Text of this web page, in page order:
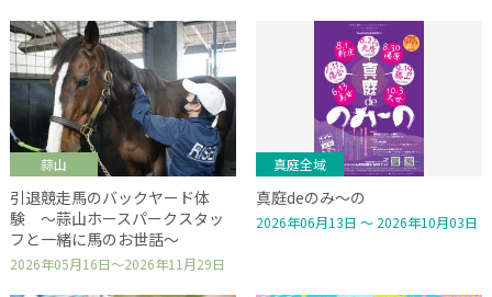
蒜山
引退競走馬のバックヤード体
験 ～蒜山ホースパークスタッ
フと一緒に馬のお世話～
2026年05月16日～2026年11月29日
真庭全域
真庭deのみ～の
2026年06月13日 ～ 2026年10月03日